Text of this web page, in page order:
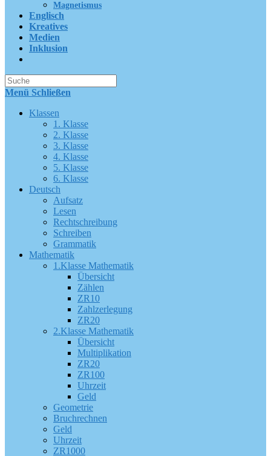
Magnetismus
Englisch
Kreatives
Medien
Inklusion
Suche
nach:
Menü Schließen
Klassen
1. Klasse
2. Klasse
3. Klasse
4. Klasse
5. Klasse
6. Klasse
Deutsch
Aufsatz
Lesen
Rechtschreibung
Schreiben
Grammatik
Mathematik
1.Klasse Mathematik
Übersicht
Zählen
ZR10
Zahlzerlegung
ZR20
2.Klasse Mathematik
Übersicht
Multiplikation
ZR20
ZR100
Uhrzeit
Geld
Geometrie
Bruchrechnen
Geld
Uhrzeit
ZR1000